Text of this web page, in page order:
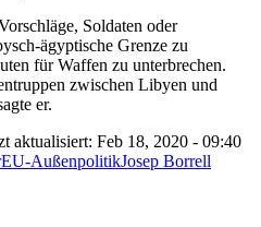
Soldaten oder
ägyptische Grenze zu
für Waffen zu unterbrechen.
zwischen Libyen und
er.
aktualisiert: Feb 18, 2020 - 09:40
EU-AußenpolitikJosep Borrell